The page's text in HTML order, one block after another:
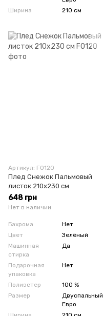
Ширина
210 см
Артикул: F0120
Плед Снежок Пальмовый
листок 210х230 см
648 грн
Нет в наличии
Бахрома
Нет
Цвет
Зелёный
Машинная
стирка
Да
Подарочная
упаковка
Нет
Полиэстер
100 %
Размер
Двуспальный
Евро